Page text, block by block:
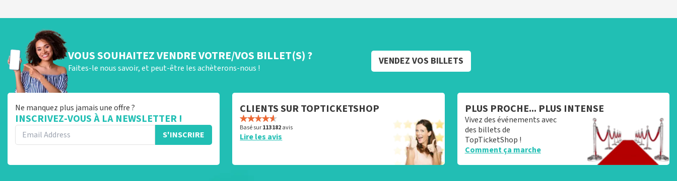
VOUS SOUHAITEZ VENDRE VOTRE/VOS BILLET(S) ?
Faites-le nous savoir, et peut-être les achèterons-nous !
VENDEZ VOS BILLETS
Ne manquez plus jamais une offre ?
INSCRIVEZ-VOUS À LA NEWSLETTER !
S'INSCRIRE
CLIENTS SUR TOPTICKETSHOP
Basé sur113 182avis
Lire les avis
PLUS PROCHE... PLUS INTENSE
Vivez des événements avec
des billets de
TopTicketShop !
Comment ça marche